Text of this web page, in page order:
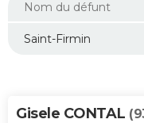
Forum
Aménagement intérieur
Extérieur
Cuisine
Salle de bains
Jardinage
Rangement
WEEK-END
Guides de France
Escapades
Patrimoine
Expositions
Musées
Week-end nature
LIFESTYLE
Alimentation
Guide de la santé
Maladies
Médicaments
Sommeil
VOYAGE
Gisele CONTAL